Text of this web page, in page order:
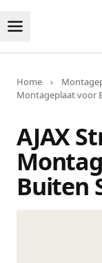
Home ›
Montageplaat voor
AJAX
Buiten